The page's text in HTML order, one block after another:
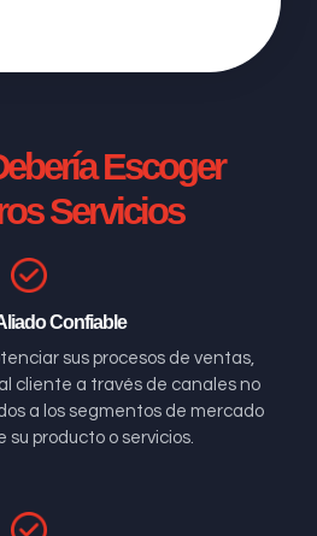
Escoger
Servicios
Confiable
sus procesos de ventas,
cliente a través de canales no
a los segmentos de mercado
su producto o servicios.